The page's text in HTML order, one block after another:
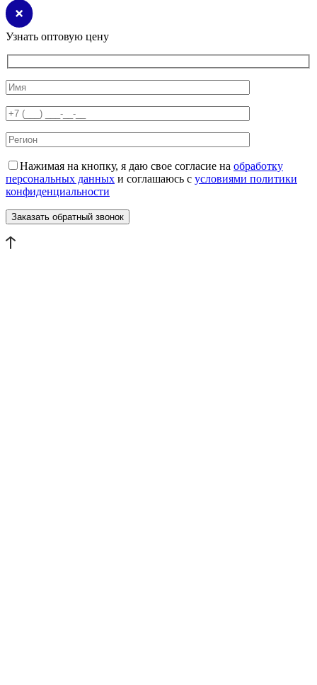
Узнать оптовую цену
Нажимая на кнопку, я даю свое согласие на обработку
персональных данных и соглашаюсь с условиями политики
конфиденциальности